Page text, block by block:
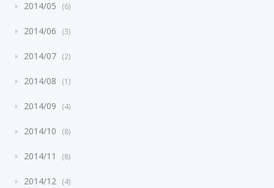
2014/05 6
2014/06 3
2014/07 2
2014/08 1
2014/09 4
2014/10 8
2014/11 8
2014/12 4